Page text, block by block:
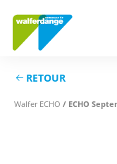
RETOUR
Walfer ECHO / ECHO